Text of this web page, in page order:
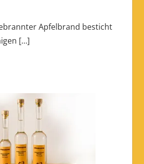
Apfelbrand besticht
[…]